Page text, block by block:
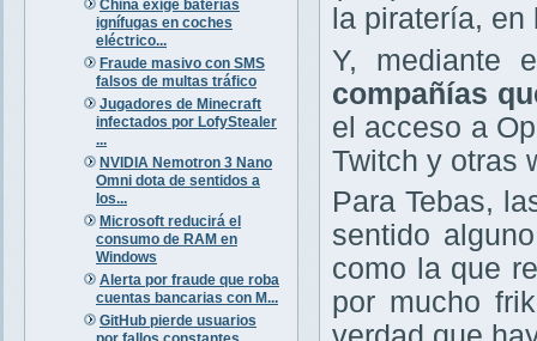
China exige baterías
ignífugas en coches
eléctrico...
Fraude masivo con SMS
falsos de multas tráfico
Jugadores de Minecraft
infectados por LofyStealer
...
NVIDIA Nemotron 3 Nano
Omni dota de sentidos a
los...
Microsoft reducirá el
consumo de RAM en
Windows
Alerta por fraude que roba
cuentas bancarias con M...
GitHub pierde usuarios
la piratería,
Y, mediante
compañías
el acceso a
Twitch y otras
Para Tebas,
sentido
como la que
por mucho